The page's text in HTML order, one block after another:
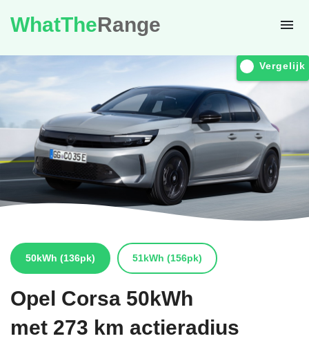
WhatTheRange
Vergelijk
50kWh (136pk) 51kWh (156pk)
Opel Corsa 50kWh
met 273 km actieradius